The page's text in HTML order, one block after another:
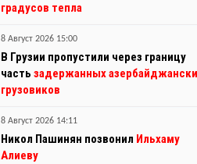
градусов тепла
8 Август 2026 15:00
В Грузии пропустили через границу
часть задержанных
грузовиков
8 Август 2026 14:11
Никол Пашинян позвонил Ильхаму
Алиеву